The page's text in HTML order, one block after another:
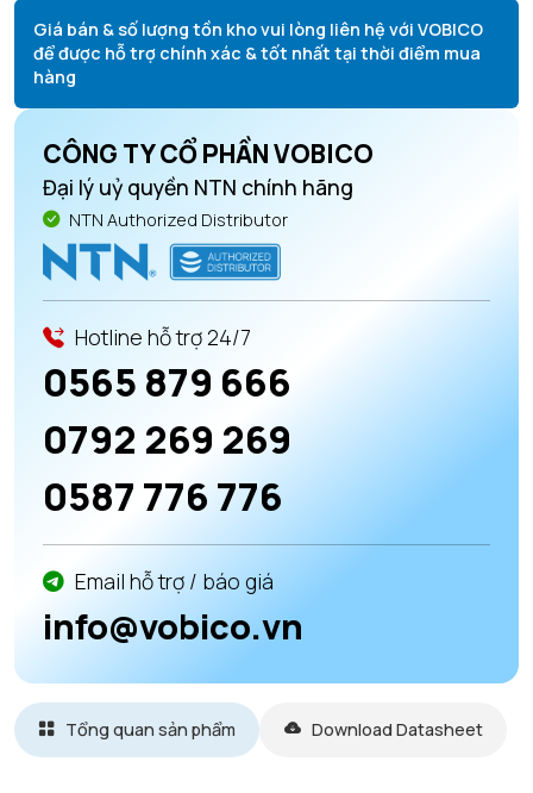
Giá bán & số lượng tồn kho vui lòng liên hệ với VOBICO
để được hỗ trợ chính xác & tốt nhất tại thời điểm mua
hàng
CÔNG TY CỔ PHẦN VOBICO
Đại lý uỷ quyền NTN chính hãng
NTN Authorized Distributor
Hotline hỗ trợ 24/7
0565 879 666
0792 269 269
0587 776 776
Email hỗ trợ / báo giá
info@vobico.vn
Tổng quan sản phẩm Download Datasheet